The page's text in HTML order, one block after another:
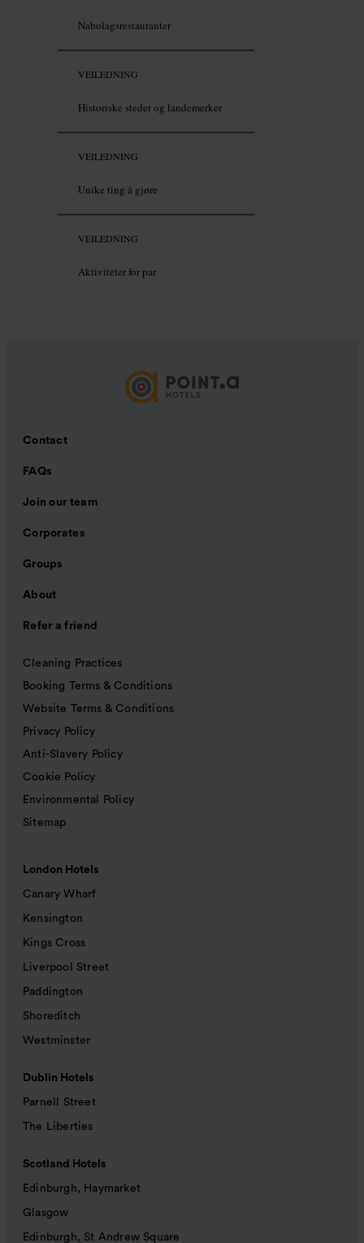
Nabolagsrestauranter
VEILEDNING
Historiske steder og landemerker
VEILEDNING
Unike ting å gjøre
VEILEDNING
Aktiviteter for par
Contact
FAQs
Join our team
Corporates
Groups
About
Refer a friend
Cleaning Practices
Booking Terms & Conditions
Website Terms & Conditions
Privacy Policy
Anti-Slavery Policy
Cookie Policy
Environmental Policy
Sitemap
London Hotels
Canary Wharf
Kensington
Kings Cross
Liverpool Street
Paddington
Shoreditch
Westminster
Dublin Hotels
Parnell Street
The Liberties
Scotland Hotels
Edinburgh, Haymarket
Glasgow
Edinburgh, St Andrew Square